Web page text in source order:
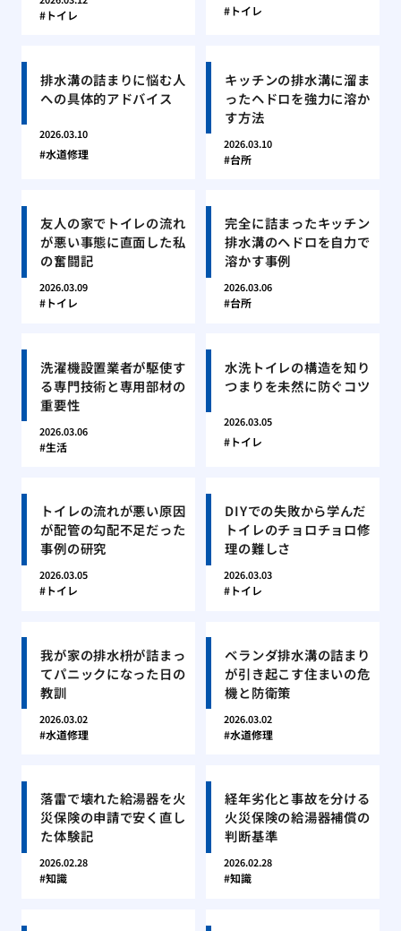
トイレ トイレ
排水溝の詰まりに悩む人
への具体的アドバイス
2026.03.10
水道修理
キッチンの排水溝に溜ま
ったヘドロを強力に溶か
す方法
2026.03.10
台所
友人の家でトイレの流れ
が悪い事態に直面した私
の奮闘記
2026.03.09
トイレ
完全に詰まったキッチン
排水溝のヘドロを自力で
溶かす事例
2026.03.06
台所
洗濯機設置業者が駆使す
る専門技術と専用部材の
重要性
2026.03.06
生活
水洗トイレの構造を知り
つまりを未然に防ぐコツ
2026.03.05
トイレ
トイレの流れが悪い原因
が配管の勾配不足だった
事例の研究
2026.03.05
トイレ
DIYでの失敗から学んだ
トイレのチョロチョロ修
理の難しさ
2026.03.03
トイレ
我が家の排水枡が詰まっ
てパニックになった日の
教訓
2026.03.02
水道修理
ベランダ排水溝の詰まり
が引き起こす住まいの危
機と防衛策
2026.03.02
水道修理
落雷で壊れた給湯器を火
災保険の申請で安く直し
た体験記
2026.02.28
知識
経年劣化と事故を分ける
火災保険の給湯器補償の
判断基準
2026.02.28
知識